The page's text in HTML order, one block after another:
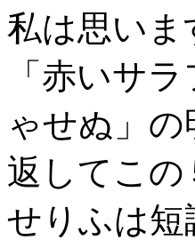
私は思いま
「赤いサ
ゃせぬ」
返してこ
せりふは